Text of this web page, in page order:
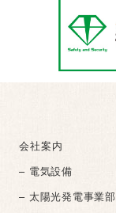
会社案内
– 電気設備
– 太陽光発電事業部